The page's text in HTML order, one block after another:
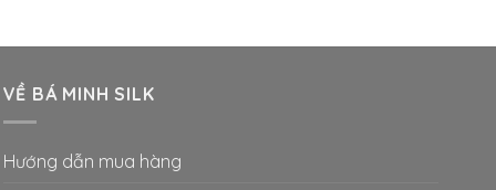
VỀ BÁ MINH SILK
Hướng dẫn mua hàng